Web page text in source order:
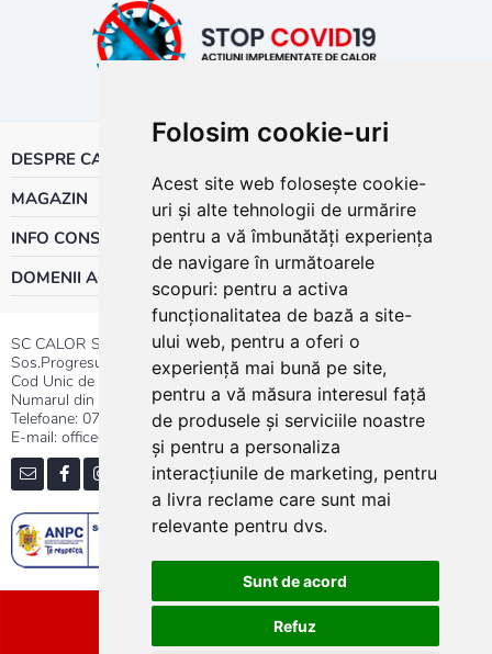
Folosim cookie-uri
Acest site web folosește cookie-
uri și alte tehnologii de urmărire
pentru a vă îmbunătăți experiența
de navigare în următoarele
scopuri: pentru a activa
funcționalitatea de bază a site-
ului web, pentru a oferi o
experiență mai bună pe site,
pentru a vă măsura interesul față
de produsele și serviciile noastre
și pentru a personaliza
interacțiunile de marketing, pentru
a livra reclame care sunt mai
relevante pentru dvs.
Sunt de acord
Refuz
DESPRE CALOR
MAGAZIN
INFO CONSUMATOR
DOMENII ACTIVITATE
SC CALOR SRL
Sos.Progresului nr.30-40, Sector 5, Bucuresti
Cod Unic de Inregistrare: RO 3004724
Numarul din Registrul Comertului:J40/13176/1991
Telefoane: 0737.23.44.44|021.411.44.44
E-mail: office@calor.ro